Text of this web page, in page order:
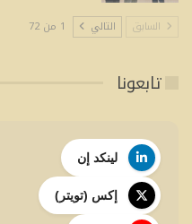
السابق التالي 1 من 72
تابعونا
لينكد إن
إكس (تويتر)